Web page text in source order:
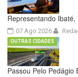
Representando
07 Ago 2026
Passou Pelo
OUTRAS CIDADES